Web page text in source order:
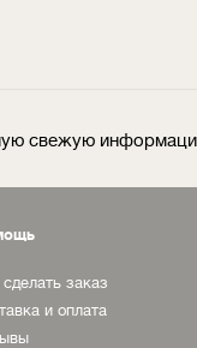
свежую
заказ
и оплата